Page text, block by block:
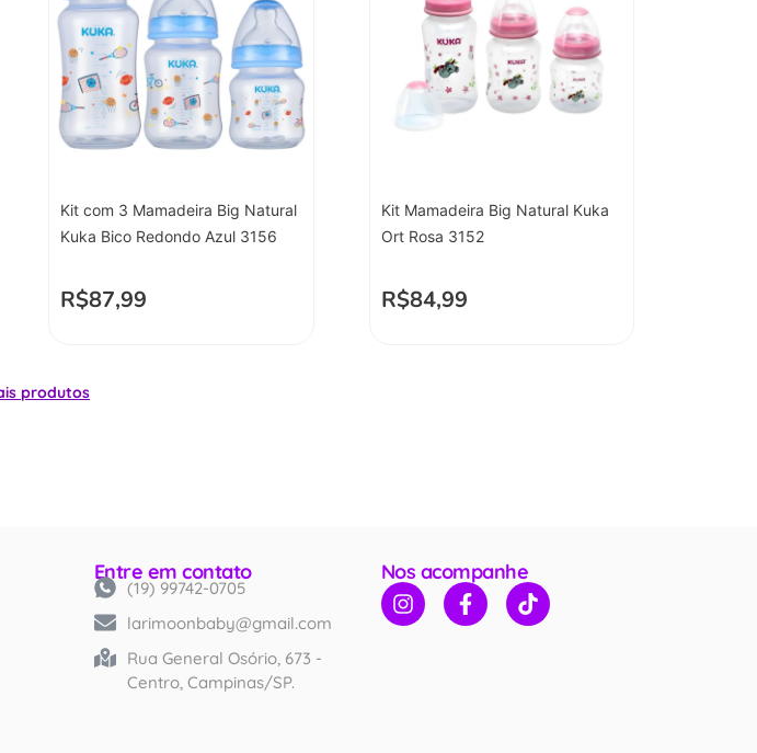
Kit com 3 Mamadeira Big Natural
Kuka Bico Redondo Azul 3156
R$87,99
Kit Mamadeira Big Natural Kuka
Ort Rosa 3152
R$84,99
produtos
Entre em contato
(19) 99742-0705
larimoonbaby@gmail.com
Rua General Osório, 673 -
Centro, Campinas/SP.
Nos acompanhe